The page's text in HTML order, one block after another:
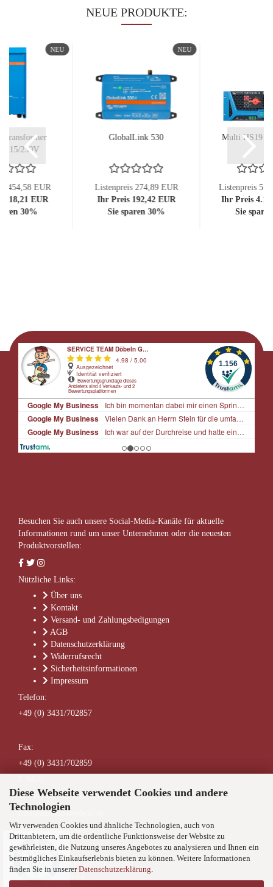
Diese Webseite verwendet Cookies und andere
Technologien
Wir verwenden Cookies und ähnliche Technologien, auch von
Drittanbietern, um die ordentliche Funktionsweise der Website zu
gewährleisten, die Nutzung unseres Angebotes zu analysieren und Ihnen ein
bestmögliches Einkaufserlebnis bieten zu können. Weitere Informationen
finden Sie in unsererDatenschutzerklärung.
NEUE PRODUKTE:
NEU
Transformer
115/230V
454,58 EUR
318,21 EUR
30%
NEU
GlobalLink 530
Listenpreis 274,89 EUR
Ihr Preis 192,42 EUR
Sie sparen 30%
Multi HS19
Listenpreis
Ihr Preis
Sie
Besuchen Sie auch unsere Social-Media-Kanäle für aktuelle
Informationen rund um unser Unternehmen oder die neuesten
Produktvorstellen:
Nützliche Links:
Über uns
Kontakt
Versand- und Zahlungsbedigungen
AGB
Datenschutzerklärung
Widerrufsrecht
Sicherheitsinformationen
Impressum
Telefon:
+49 (0) 3431/702857
Fax:
+49 (0) 3431/702859
buero@service-doebeln.de
info@service-doebeln.de
shop@service-doebeln.de
Anschrift:
SERVICE TEAM Döbeln GmbH
✕